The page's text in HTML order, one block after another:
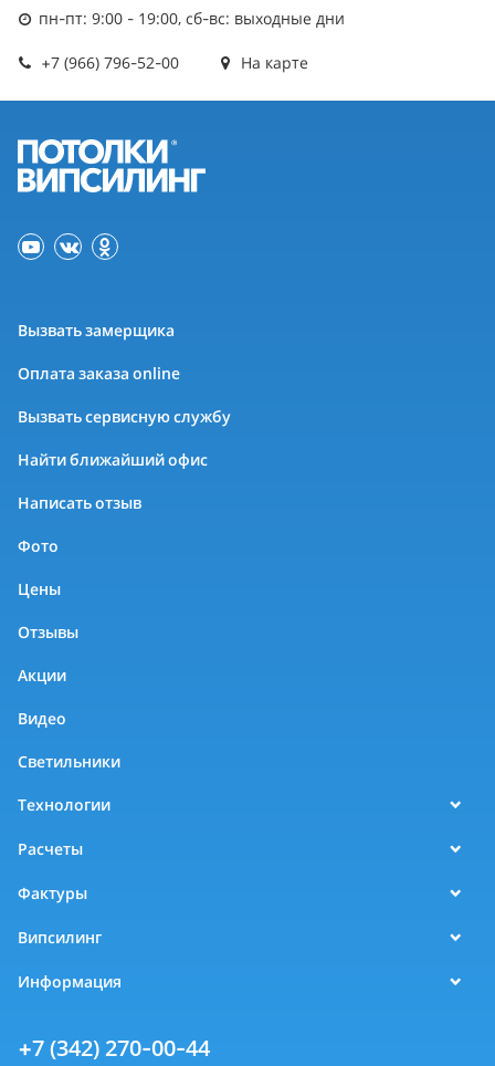
пн-пт: 9:00 - 19:00, сб-вс: выходные дни
+7 (966) 796-52-00 На карте
Вызвать замерщика
Оплата заказа online
Вызвать сервисную службу
Найти ближайший офис
Написать отзыв
Фото
Цены
Отзывы
Акции
Видео
Светильники
Технологии
Расчеты
Фактуры
Випсилинг
Информация
+7 (342) 270-00-44